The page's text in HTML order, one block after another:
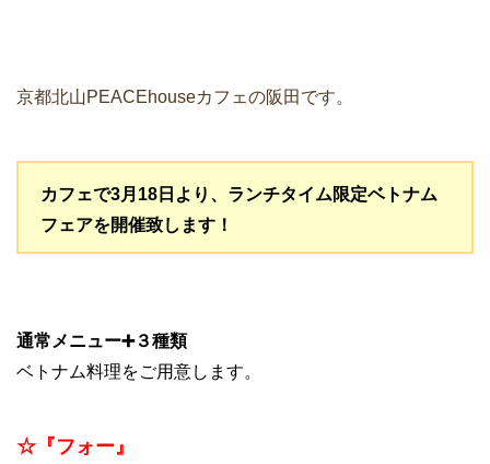
京都北山PEACEhouseカフェの阪田です。
カフェで3月18日より、ランチタイム限定ベトナム
フェアを開催致します！
通常メニュー➕３種類
ベトナム料理をご用意します。
☆『フォー』